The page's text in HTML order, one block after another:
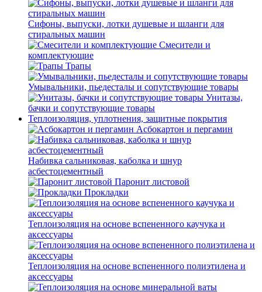
Сифоны, выпуски, лотки душевые и шланги для
стиральных машин
Смесители и
комплектующие
Трапы
Умывальники, пьедесталы и сопутствующие товары
Унитазы,
бачки и сопутствующие товары
Теплоизоляция, уплотнения, защитные покрытия
Асбокартон и пергамин
Набивка сальниковая, каболка и шнур
асбестоцементный
Паронит листовой
Прокладки
Теплоизоляция на основе вспененного каучука и
аксессуары
Теплоизоляция на основе вспененного полиэтилена и
аксессуары